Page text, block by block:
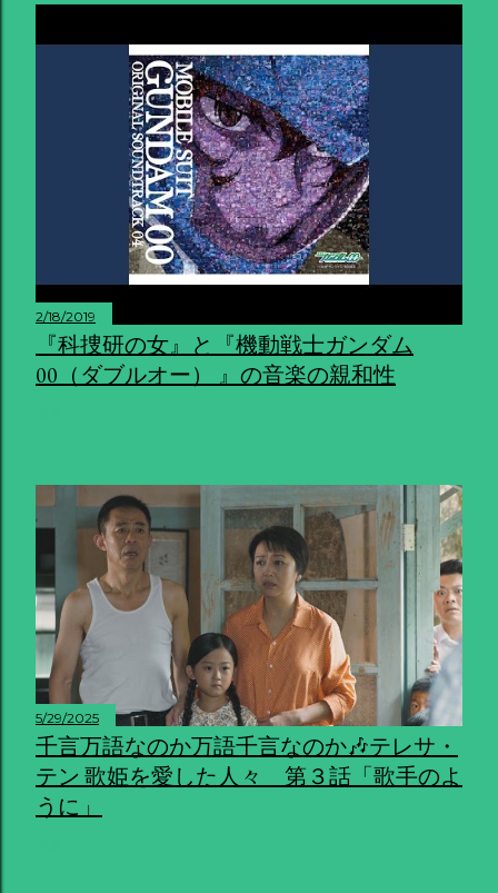
2/18/2019
『科捜研の女』と『機動戦士ガンダム
00（ダブルオー） 』の音楽の親和性
5/29/2025
千言万語なのか万語千言なのか🎶テレサ・
テン 歌姫を愛した人々 第３話「歌手のよ
うに」